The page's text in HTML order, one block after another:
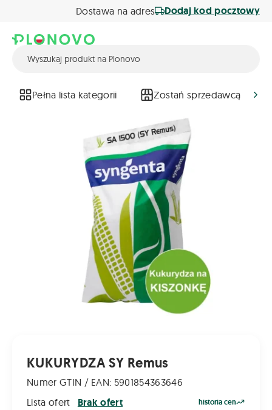
Dostawa na adres Dodaj kod pocztowy
Pełna lista kategorii Zostań sprzedawcą
KUKURYDZA SY Remus
Numer GTIN / EAN: 5901854363646
Lista ofert
Brak ofert historia cen